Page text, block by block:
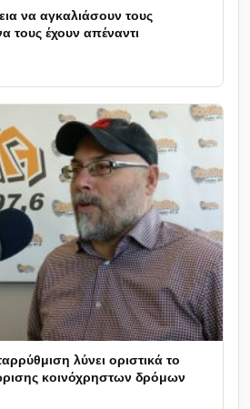
να αγκαλιάσουν τους
τους έχουν απέναντι
λύνει οριστικά το
κοινόχρηστων δρόμων